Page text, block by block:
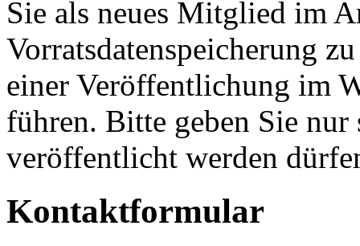
Sie als neues Mitglied im
Vorratsdatenspeicherung
einer Veröffentlichung im
führen. Bitte geben Sie nur
veröffentlicht werden
Kontaktformular